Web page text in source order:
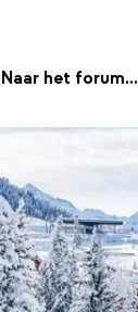
Naar het forum...